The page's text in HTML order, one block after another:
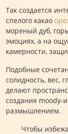
Так создается
спелого какао
мореный дуб,
эмоциях, а на
камерности,
Подобные
солидность, вес,
делают
создания moody-
размышлением.
Чтобы